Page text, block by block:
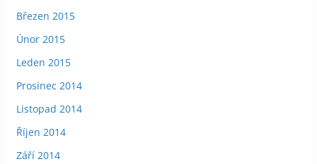
Březen 2015
Únor 2015
Leden 2015
Prosinec 2014
Listopad 2014
Říjen 2014
Září 2014